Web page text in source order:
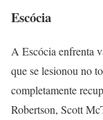
Escócia
A Escócia enfrenta
que se lesionou no
completamente
Robertson, Scott